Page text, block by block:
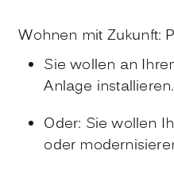
Wohnen mit Zukunft:
Sie wollen an
Anlage installieren.
Oder: Sie wollen
oder